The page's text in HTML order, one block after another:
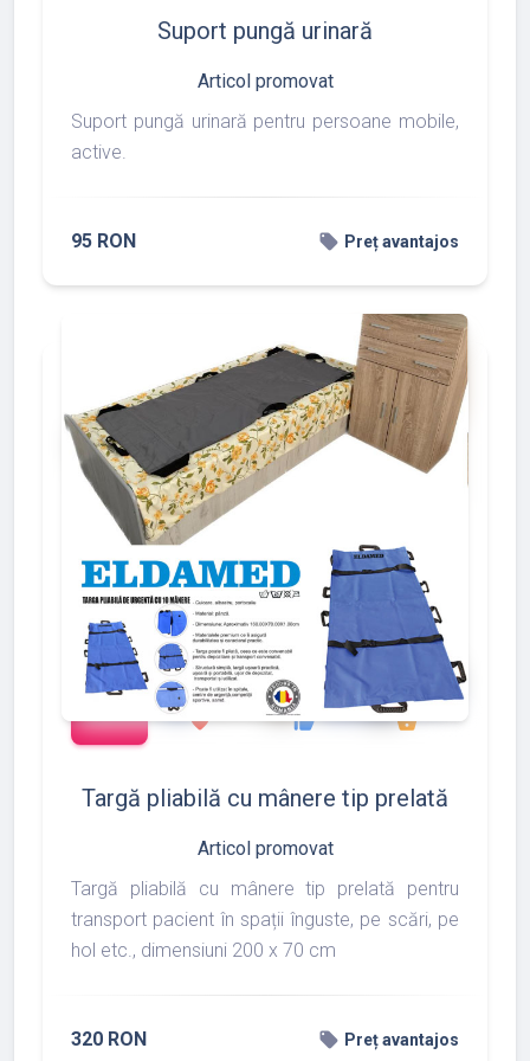
Suport pungă urinară
Articol promovat
Suport pungă urinară pentru persoane mobile,
active.
95 RON local_offer Preț avantajos
add_shopping_cart 288
favorite thumb_up
783
shopping_basket
Targă pliabilă cu mânere tip prelată
Articol promovat
Targă pliabilă cu mânere tip prelată pentru
transport pacient în spații înguste, pe scări, pe
hol etc., dimensiuni 200 x 70 cm
320 RON local_offer Preț avantajos